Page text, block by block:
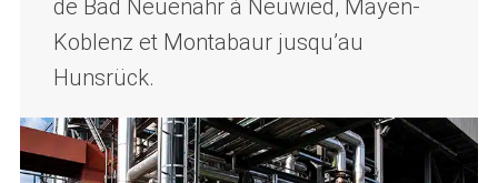
de Bad Neuenahr à Neuwied, Mayen-
Koblenz et Montabaur jusqu’au
Hunsrück.